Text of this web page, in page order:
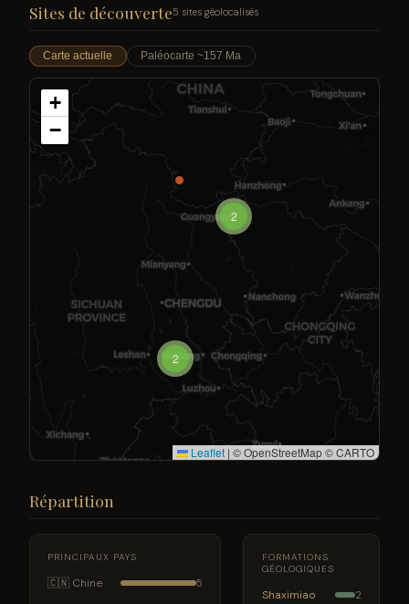
Sites de découverte5 sites géolocalisés
Carte actuelle Paléocarte ~157 Ma
2
2
+
−
Leaflet | © OpenStreetMap © CARTO
Répartition
PRINCIPAUX PAYS
🇨🇳 Chine 5
FORMATIONS
GÉOLOGIQUES
Shaximiao 2